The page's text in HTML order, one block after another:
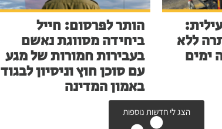
50 אותרה ללא
ימים
הותר לפרסום: חייל
ביחידה מסווגת נאשם
בעבירות חמורות של מגע
עם סוכן חוץ וניסיון לבגוד
באמון המדינה
הצג לי חדשות נוספות